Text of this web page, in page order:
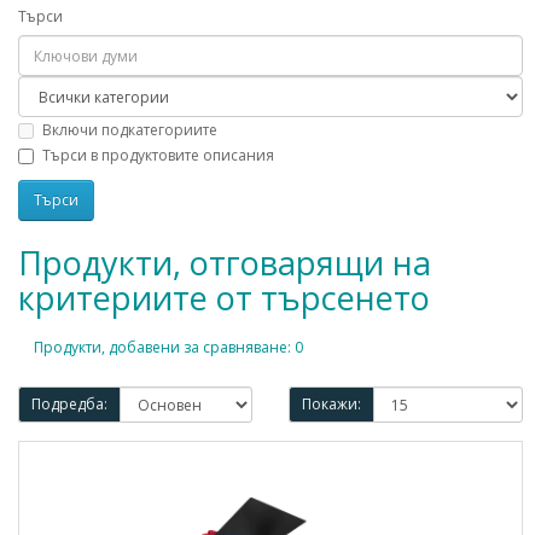
Търси
Включи подкатегориите
Търси в продуктовите описания
Продукти, отговарящи на
критериите от търсенето
Продукти, добавени за сравняване: 0
Подредба: Покажи: